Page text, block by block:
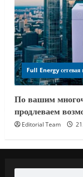
Full Energy сетевая
По вашим
продлеваем
Editorial Team